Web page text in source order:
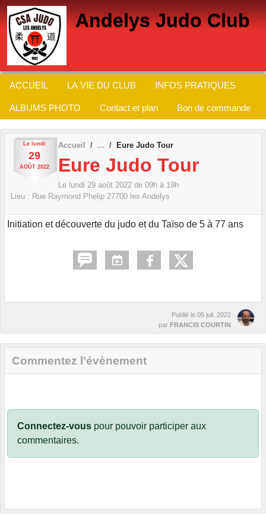
Andelys Judo Club
ACCUEIL LA VIE DU CLUB INFOS PRATIQUES
ALBUMS PHOTO Contact et plan Bon de commande
Le lundi
29
AOÛT 2022
Accueil Eure Judo Tour
Eure Judo Tour
Le lundi 29 août 2022 de 09h à 19h
Lieu : Rue Raymond Phelip 27700 les Andelys
Initiation et découverte du judo et du Taïso de 5 à 77 ans
Publié le 05 juil. 2022
par FRANCIS COURTIN
Commentez l’évènement
Connectez-vous pour pouvoir participer aux
commentaires.
Panneau de gestion des cookies